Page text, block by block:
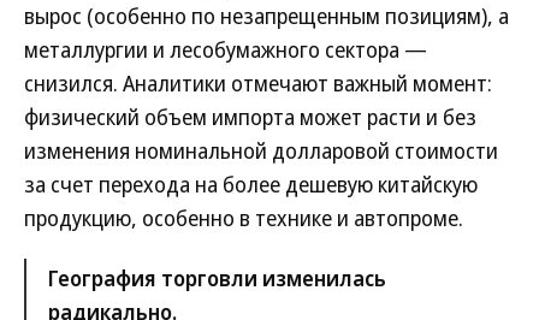
вырос (особенно по незапрещенным позициям), а
металлургии и лесобумажного сектора —
снизился. Аналитики отмечают важный момент:
физический объем импорта может расти и без
изменения номинальной долларовой стоимости
за счет перехода на более дешевую китайскую
продукцию, особенно в технике и автопроме.
География торговли изменилась
радикально.